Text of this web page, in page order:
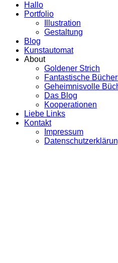
Hallo
Portfolio
Illustration
Gestaltung
Blog
Kunstautomat
About
Goldener Strich
Fantastische
Geheimnisvolle
Das Blog
Kooperationen
Liebe Links
Kontakt
Impressum